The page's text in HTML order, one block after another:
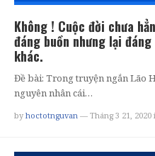
Không ! Cuộc đời chưa
đáng buồn nhưng lại
khác.
Đề bài: Trong truyện ngắn Lão
nguyên nhân cái…
by hoctotnguvan — Tháng 3 21, 2020